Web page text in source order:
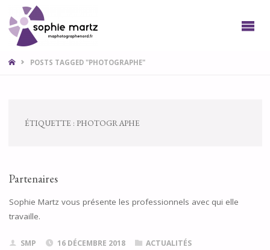
NORD
HOMEPOSTS TAGGED "PHOTOGRAPHE"
ÉTIQUETTE : PHOTOGRAPHE
Partenaires
Sophie Martz vous présente les professionnels avec qui elle
travaille.
SMP 16 DÉCEMBRE 2018 ACTUALITÉS